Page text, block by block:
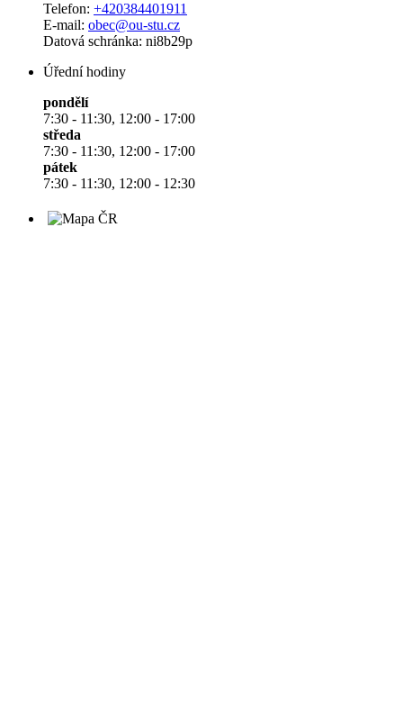
Telefon: +420384401911
E-mail: obec@ou-stu.cz
Datová schránka: ni8b29p
Úřední hodiny
pondělí
7:30 - 11:30, 12:00 - 17:00
středa
7:30 - 11:30, 12:00 - 17:00
pátek
7:30 - 11:30, 12:00 - 12:30